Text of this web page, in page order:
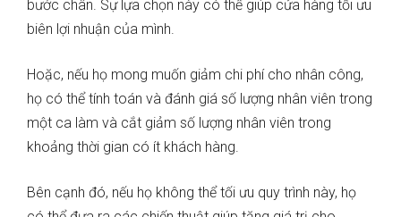
bước chân. Sự lựa chọn này có thể giúp cửa hàng tối ưu
biên lợi nhuận của mình.
Hoặc, nếu họ mong muốn giảm chi phí cho nhân công,
họ có thể tính toán và đánh giá số lượng nhân viên trong
một ca làm và cắt giảm số lượng nhân viên trong
khoảng thời gian có ít khách hàng.
Bên cạnh đó, nếu họ không thể tối ưu quy trình này, họ